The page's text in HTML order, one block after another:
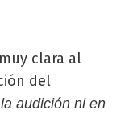
clara al
del
audición ni en